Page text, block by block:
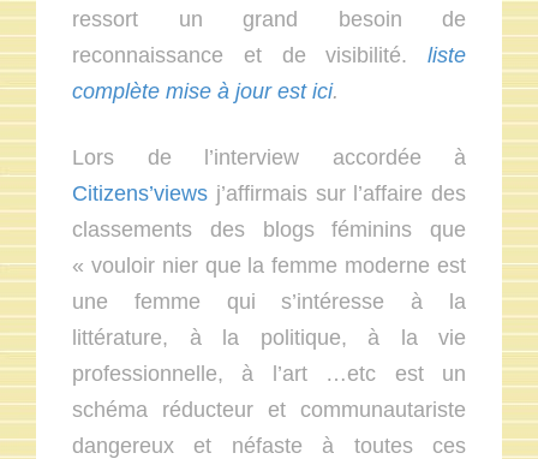
ressort un grand besoin de
reconnaissance et de visibilité. liste
complète mise à jour est ici.
Lors de l’interview accordée à
Citizens’views j’affirmais sur l’affaire des
classements des blogs féminins que
« vouloir nier que la femme moderne est
une femme qui s’intéresse à la
littérature, à la politique, à la vie
professionnelle, à l’art …etc est un
schéma réducteur et communautariste
dangereux et néfaste à toutes ces